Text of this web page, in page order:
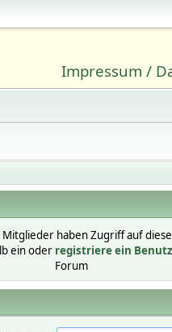
Impressum /
haben Zugriff auf
ein oder registriere ein
Forum